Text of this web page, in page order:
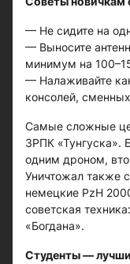
— Не сидите на
— Выносите
минимум на
— Налаживайте
консолей,
Самые сложные
ЗРПК «Тунгуска».
одним дроном,
Уничтожал также
немецкие PzH
советская
«Богдана».
Студенты —